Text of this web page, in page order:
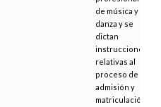
de música y
danza y se
dictan
instrucciones
relativas al
proceso de
admisión y
matriculación